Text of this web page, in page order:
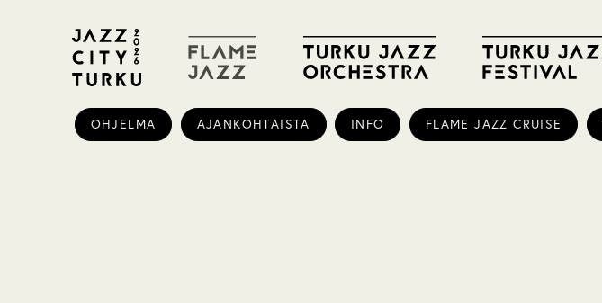
OHJELMA AJANKOHTAISTA INFO FLAME JAZZ CRUISE